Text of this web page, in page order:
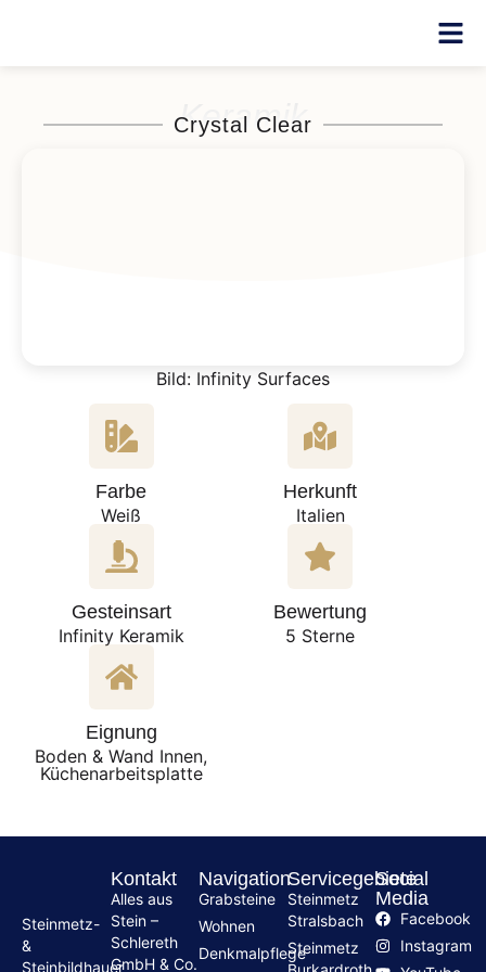
Keramik
Crystal Clear
Bild: Infinity Surfaces
Farbe
Weiß
Herkunft
Italien
Gesteinsart
Infinity Keramik
Bewertung
5 Sterne
Eignung
Boden & Wand Innen,
Küchenarbeitsplatte
Steinmetz-
&
Steinbildhauer
Kontakt
Alles aus
Stein –
Schlereth
GmbH & Co.
Navigation
Grabsteine
Wohnen
Denkmalpflege
Servicegebiete
Steinmetz
Stralsbach
Steinmetz
Social
Media
Facebook
Instagram